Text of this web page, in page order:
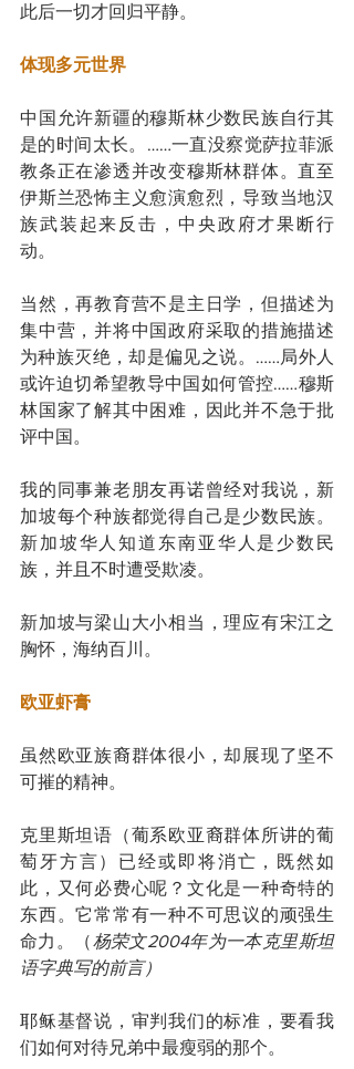
此后一切才回归平静。
体现多元世界
中国允许新疆的穆斯林少数民族自行其
是的时间太长。……一直没察觉萨拉菲派
教条正在渗透并改变穆斯林群体。直至
伊斯兰恐怖主义愈演愈烈，导致当地汉
族武装起来反击，中央政府才果断行
动。
当然，再教育营不是主日学，但描述为
集中营，并将中国政府采取的措施描述
为种族灭绝，却是偏见之说。……局外人
或许迫切希望教导中国如何管控……穆斯
林国家了解其中困难，因此并不急于批
评中国。
我的同事兼老朋友再诺曾经对我说，新
加坡每个种族都觉得自己是少数民族。
新加坡华人知道东南亚华人是少数民
族，并且不时遭受欺凌。
新加坡与梁山大小相当，理应有宋江之
胸怀，海纳百川。
欧亚虾膏
虽然欧亚族裔群体很小，却展现了坚不
可摧的精神。
克里斯坦语（葡系欧亚裔群体所讲的葡
萄牙方言）已经或即将消亡，既然如
此，又何必费心呢？文化是一种奇特的
东西。它常常有一种不可思议的顽强生
命力。（杨荣文2004年为一本克里斯坦
语字典写的前言）
耶稣基督说，审判我们的标准，要看我
们如何对待兄弟中最瘦弱的那个。